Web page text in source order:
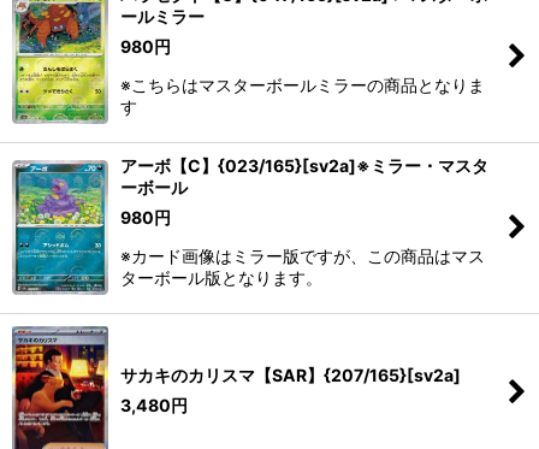
ールミラー
980円
※こちらはマスターボールミラーの商品となりま
す
アーボ【C】{023/165}[sv2a]※ミラー・マスタ
ーボール
980円
※カード画像はミラー版ですが、この商品はマス
ターボール版となります。
サカキのカリスマ【SAR】{207/165}[sv2a]
3,480円